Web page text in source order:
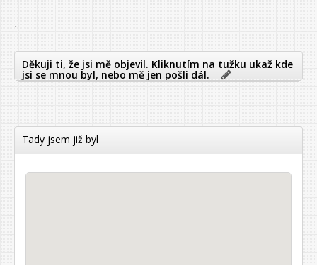
`
Děkuji ti, že jsi mě objevil. Kliknutím na tužku ukaž kde
jsi se mnou byl, nebo mě jen pošli dál.
Tady jsem již byl